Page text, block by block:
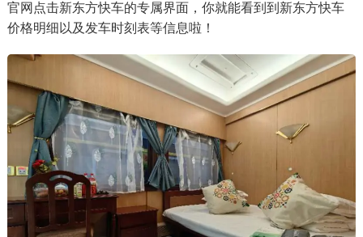
官网点击新东方快车的专属界面，你就能看到到新东方快车
价格明细以及发车时刻表等信息啦！